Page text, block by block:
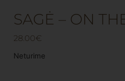
SAGĖ – ON
28.00€
Neturime